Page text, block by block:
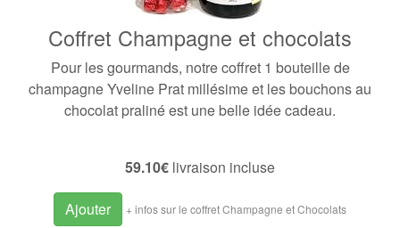
Coffret Champagne et chocolats
Pour les gourmands, notre coffret 1 bouteille de
champagne Yveline Prat millésimeet les bouchons au
chocolat praliné est une belle idée cadeau.
59.10€ livraison incluse
Ajouter + infos sur le coffret Champagne et Chocolats